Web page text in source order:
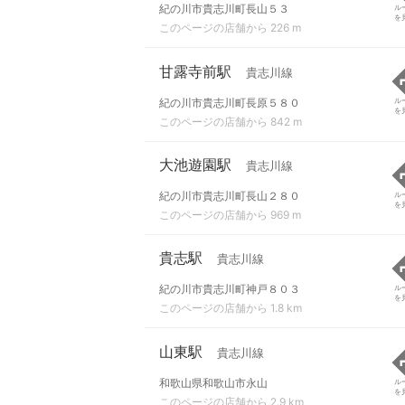
紀の川市貴志川町長山５３
このページの店舗から 226 m
ル
を
甘露寺前駅 貴志川線
紀の川市貴志川町長原５８０
このページの店舗から 842 m
ル
を
大池遊園駅 貴志川線
紀の川市貴志川町長山２８０
このページの店舗から 969 m
ル
を
貴志駅 貴志川線
紀の川市貴志川町神戸８０３
このページの店舗から 1.8 km
ル
を
山東駅 貴志川線
和歌山県和歌山市永山
このページの店舗から 2.9 km
ル
を